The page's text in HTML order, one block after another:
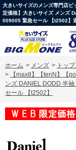
大きいサイズのメンズ専門店
定価格】大きいサイズ メンズ
009005 緊急セール 【t2502】
ホーム > メンズ > トップ
>
【max8】【tenN】【
ンズ DANIEL DODD 半
セール 【t2502】